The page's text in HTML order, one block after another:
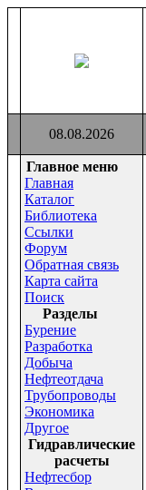
08.08.2026
Главное меню
Главная
Каталог
Библиотека
Ссылки
Форум
Обратная связь
Карта сайта
Поиск
Раздeлы
Бурение
Разработка
Добыча
Нефтеотдача
Трубопроводы
Экономика
Другое
Гидравлические
расчеты
Нефтесбор